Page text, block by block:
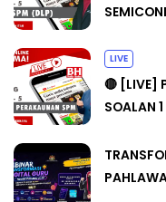
LIVE
🔴 [LIVE]
SOALAN